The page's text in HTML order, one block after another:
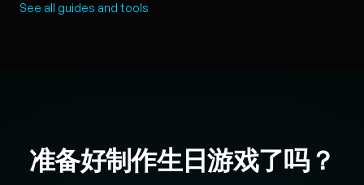
See all guides and tools
准备好制作生日游戏了吗？